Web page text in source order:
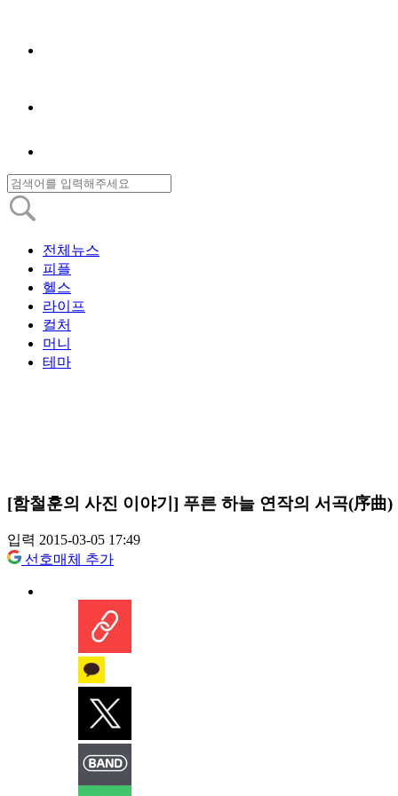
전체뉴스
피플
헬스
라이프
컬처
머니
테마
[함철훈의 사진 이야기] 푸른 하늘 연작의 서곡(序曲)
입력 2015-03-05 17:49
선호매체 추가